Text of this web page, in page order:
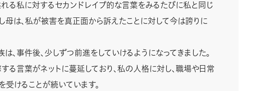
る私に対するセカンドレイプ的な言葉をみるたびに私と同じ
母は、私が被害を真正面から訴えたことに対して今は誇りに
、事件後、少しずつ前進をしていけるようになってきました。
る言葉がネットに蔓延しており、私の人格に対し、職場や日常
けることが続いています。